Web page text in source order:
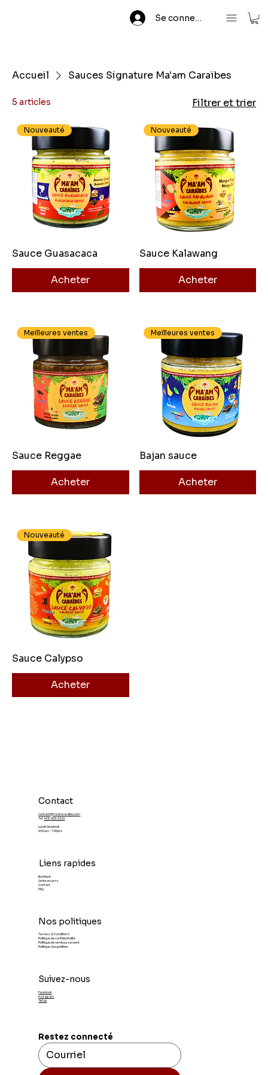
Se connecter
Accueil Sauces Signature Ma'am Caraïbes
5 articles Filtrer et trier
Nouveauté
Sauce Guasacaca
Acheter
Nouveauté
Sauce Kalawang
Acheter
Meilleures ventes
Sauce Reggae
Acheter
Meilleures ventes
Bajan sauce
Acheter
Nouveauté
Sauce Calypso
Acheter
Contact
contact@maamcaraibe.com
Tel:438-509-2325
Lundi-Vendredi
9:00am - 7:00pm
Liens rapides
Boutique
Vente en gros
Contact
FAQ
Nos politiques
Termes & Conditions
Politique de confidentialité
Politique de remboursement
Politique d'expédition
Suivez-nous
Facebook
Instagram
TikTok